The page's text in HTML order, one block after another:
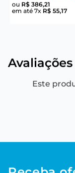
ou R$ 386,21
em até 7x R$ 55,17
Avaliações
Este